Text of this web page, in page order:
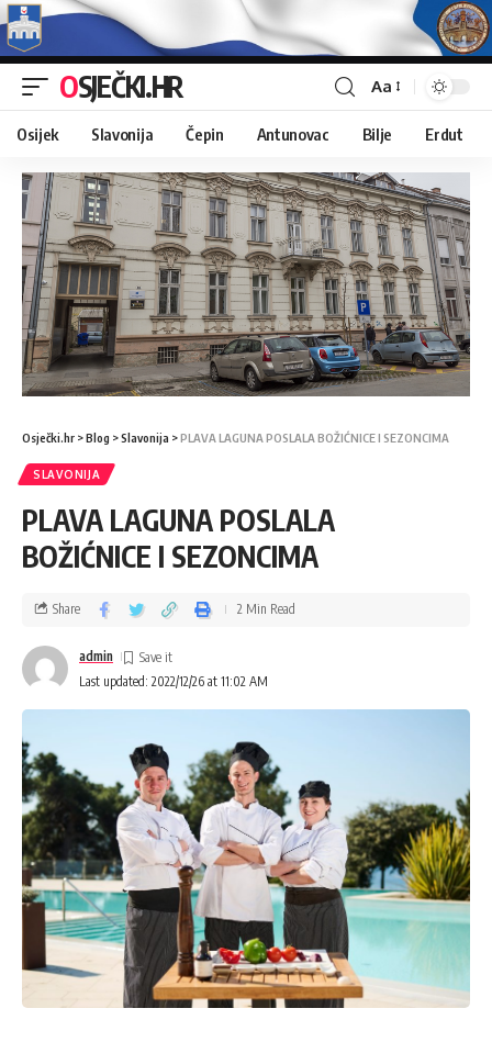
OSJEČKI.HR Aa
Osijek Slavonija Čepin Antunovac Bilje Erdut
Osječki.hr >Blog >Slavonija >PLAVA LAGUNA POSLALA BOŽIĆNICE I SEZONCIMA
SLAVONIJA
PLAVA LAGUNA POSLALA
BOŽIĆNICE I SEZONCIMA
Last updated: 2022/12/26 at 11:02 AM
admin
Share 2 Min Read